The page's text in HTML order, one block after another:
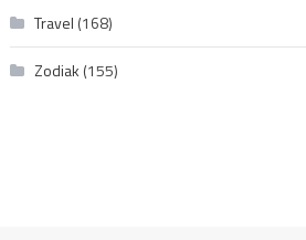
Travel (168)
Zodiak (155)